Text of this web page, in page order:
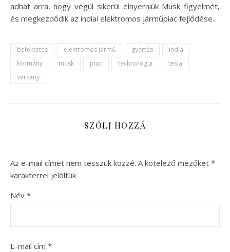
adhat arra, hogy végül sikerül elnyerniük Musk figyelmét,
és megkezdődik az indiai elektromos járműpiac fejlődése.
befektetés elektromos jármű gyártás
india
kormány
musk piac technológia
tesla
verseny
SZÓLJ HOZZÁ
Az e-mail címet nem tesszük közzé. A kötelező mezőket *
karakterrel jelöltük
Név *
E-mail cím *